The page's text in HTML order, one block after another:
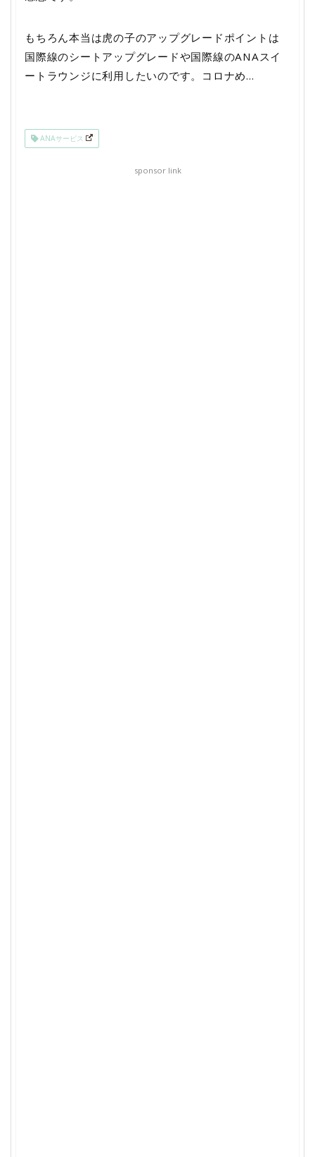
もちろん本当は虎の子のアップグレードポイントは
国際線のシートアップグレードや国際線のANAスイ
ートラウンジに利用したいのです。コロナめ…
ANAサービス
sponsor link